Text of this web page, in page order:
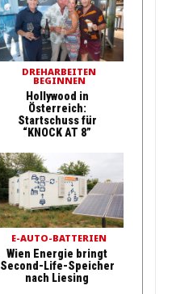
DREHARBEITEN
BEGINNEN
Hollywood in
Österreich:
Startschuss für
“KNOCK AT 8”
E-AUTO-BATTERIEN
Wien Energie bringt
Second-Life-Speicher
nach Liesing